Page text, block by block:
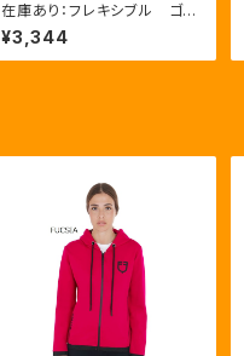
在庫あり：フレキシブル ゴム
ブラシ（ETS00006）
¥3,344